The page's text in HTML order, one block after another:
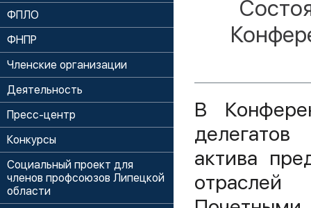
ФПЛО
ФНПР
Членские организации
Деятельность
Пресс-центр
Конкурсы
Социальный проект для
членов профсоюзов Липецкой
области
В
актива